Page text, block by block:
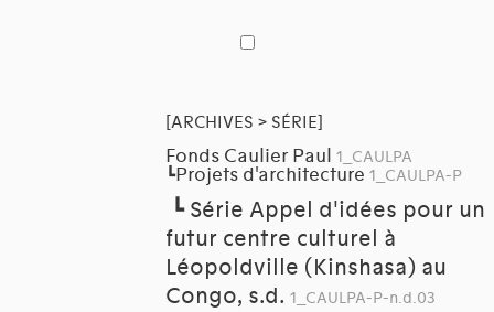
[ARCHIVES > SÉRIE]
Fonds Caulier Paul 1_CAULPA
┗Projets d'architecture 1_CAULPA-P
┗ Série Appel d'idées pour un
futur centre culturel à
Léopoldville (Kinshasa) au
Congo, s.d. 1_CAULPA-P-n.d.03